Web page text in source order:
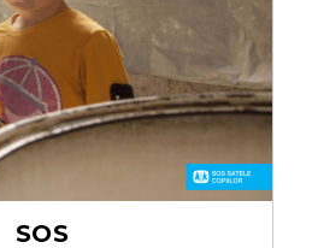
SOS